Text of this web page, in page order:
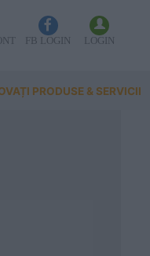
FB LOGIN LOGIN
PRODUSE & SERVICII